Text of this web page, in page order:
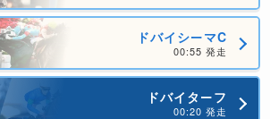
ドバイシーマC
00:55 発走
ドバイターフ
00:20 発走